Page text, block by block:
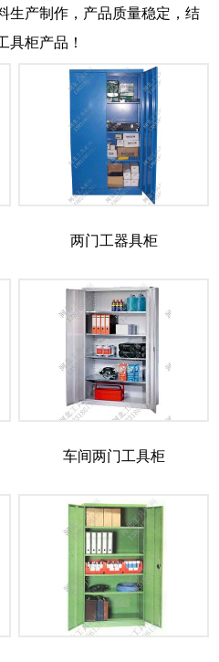
生产制作，产品质量稳定，结
具柜产品！
两门工器具柜
车间两门工具柜